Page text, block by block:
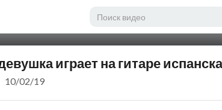
играет на гитаре
10/02/19